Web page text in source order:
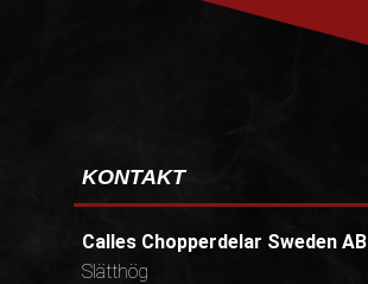
KONTAKT
Calles Chopperdelar Sweden AB
Slätthög